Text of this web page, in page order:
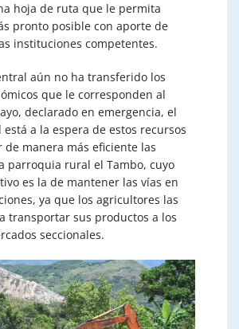
hoja de ruta que le permita
pronto posible con aporte de
instituciones competentes.
aún no ha transferido los
que le corresponden al
declarado en emergencia, el
a la espera de estos recursos
de manera más eficiente las
parroquia rural el Tambo, cuyo
es la de mantener las vías en
ya que los agricultores las
transportar sus productos a los
seccionales.